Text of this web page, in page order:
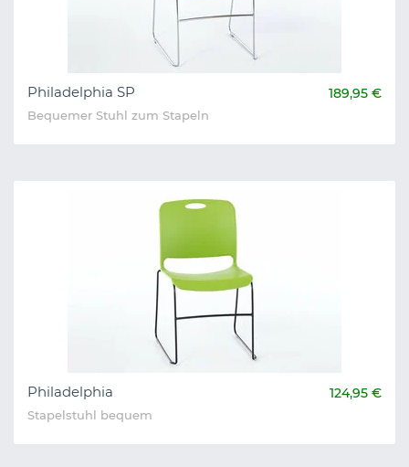
Philadelphia SP 189,95 €
Bequemer Stuhl zum Stapeln
Philadelphia 124,95 €
Stapelstuhl bequem